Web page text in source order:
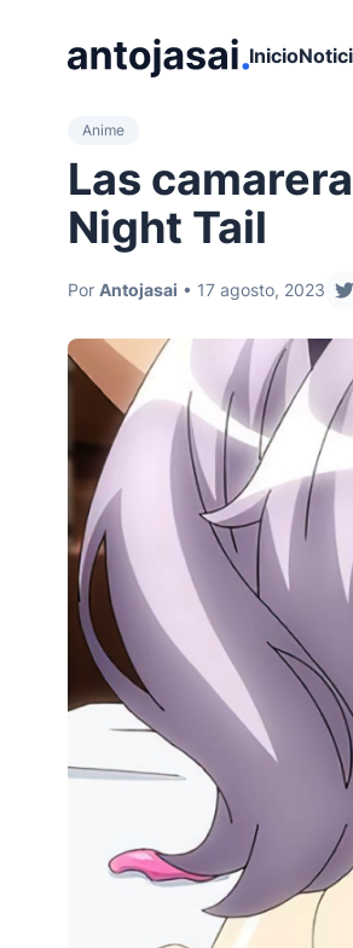
Inicio
Anime
Las
Night Tail
Por Antojasai • 17 agosto, 2023